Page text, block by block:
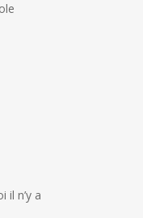
il n’y a